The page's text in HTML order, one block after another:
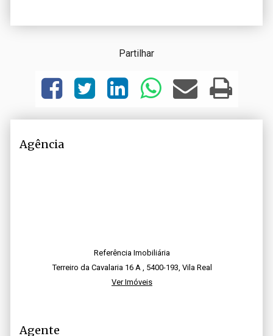
Partilhar
Agência
Referência Imobiliária
Terreiro da Cavalaria 16 A , 5400-193, Vila Real
Ver Imóveis
Agente